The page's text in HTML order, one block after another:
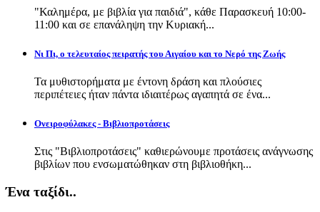
"Καλημέρα, με βιβλία για παιδιά", κάθε Παρασκευή 10:00-
11:00 και σε επανάληψη την Κυριακή...
Νι Πι, ο τελευταίος πειρατής του Αιγαίου και το Νερό της Ζωής
Τα μυθιστορήματα με έντονη δράση και πλούσιες
περιπέτειες ήταν πάντα ιδιαιτέρως αγαπητά σε ένα...
Ονειροφύλακες - Βιβλιοπροτάσεις
Στις "Βιβλιοπροτάσεις" καθιερώνουμε προτάσεις ανάγνωσης
βιβλίων που ενσωματώθηκαν στη βιβλιοθήκη...
Ένα ταξίδι..